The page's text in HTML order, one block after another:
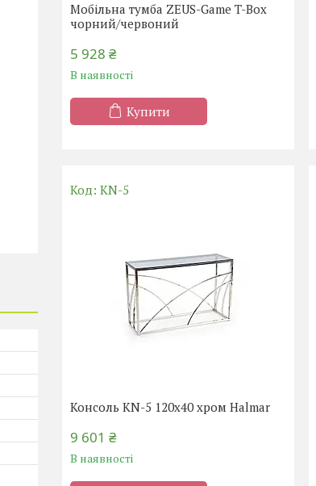
Мобільна тумба ZEUS-Game T-Box
чорний/червоний
5 928 ₴
В наявності
Купити
KN-5
Консоль KN-5 120x40 хром Halmar
9 601 ₴
В наявності